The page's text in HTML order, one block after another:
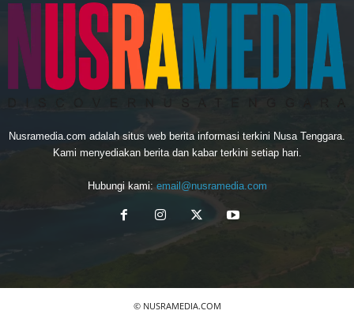
Nusramedia.com adalah situs web berita informasi terkini Nusa Tenggara.
Kami menyediakan berita dan kabar terkini setiap hari.
Hubungi kami: email@nusramedia.com
© NUSRAMEDIA.COM